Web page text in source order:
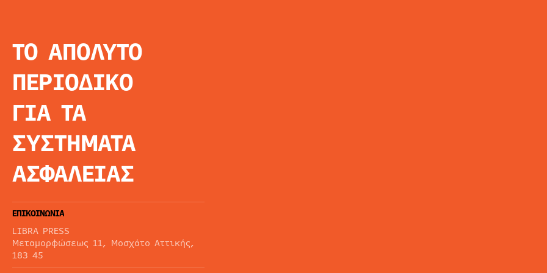
ΤΟ ΑΠΟΛΥΤΟ
ΠΕΡΙΟΔΙΚΟ
ΓΙΑ ΤΑ
ΣΥΣΤΗΜΑΤΑ
ΑΣΦΑΛΕΙΑΣ
ΕΠΙΚΟΙΝΩΝΙΑ
LIBRA PRESS
Μεταμορφώσεως 11, Μοσχάτο Αττικής,
183 45